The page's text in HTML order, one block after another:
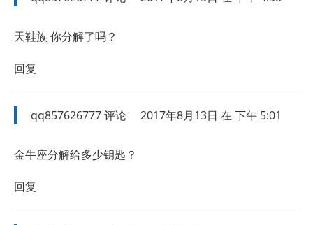
天鞋族 你分解了吗？
回复
qq857626777评论 2017年8月13日 在 下午 5:01
金牛座分解给多少钥匙？
回复